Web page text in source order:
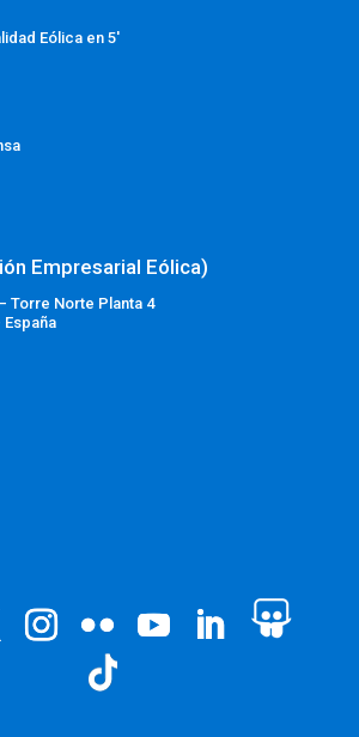
Eólica en 5′
Empresarial Eólica)
Torre Norte Planta 4